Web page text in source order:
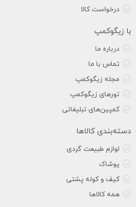
درخواست کالا
با زیگوکمپ
درباره ما
تماس با ما
مجله زیگوکمپ
تورهای زیگوکمپ
کمپین‌های تبلیغاتی
دسته‌بندی کالاها
لوازم طبیعت گردی
پوشاک
کیف و کوله پشتی
همه کالاها